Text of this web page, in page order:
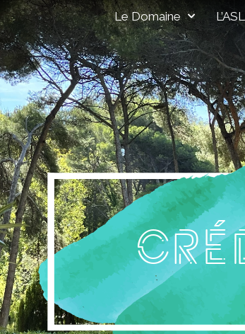
Le Domaine